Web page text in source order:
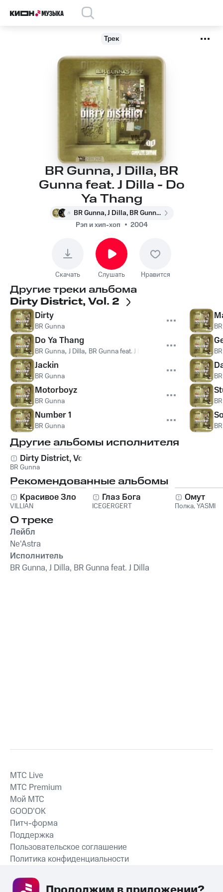
Трек
BR Gunna, J Dilla, BR
Gunna feat. J Dilla - Do
Ya Thang
BR Gunna, J Dilla, BR Gunna feat. J Dilla
Рэп и хип-хоп
2004
Скачать Слушать Нравится
Другие треки альбома
Dirty District, Vol. 2
Dirty
BR Gunna
Do Ya Thang
BR Gunna, J Dilla, BR Gunna feat. J Dilla
Jackin
BR Gunna
Motorboyz
BR Gunna
Number 1
BR Gunna
Другие альбомы исполнителя
Dirty District, Vol. 2
BR Gunna
Рекомендованные альбомы
Красивое Зло
VILLIAN
Глаз Бога
ICEGERGERT
Омут
Полка,YASMI
О треке
Лейбл
Ne'Astra
Исполнитель
BR Gunna, J Dilla, BR Gunna feat. J Dilla
СКАЧАТЬ ПРИЛОЖЕНИЕ
MTС Live
MTС Premium
Мой МТС
GOOD’OK
Питч-форма
Поддержка
Пользовательское соглашение
Политика конфиденциальности